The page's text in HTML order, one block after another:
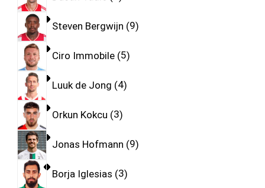
Steven Bergwijn 9
Ciro Immobile 5
Luuk de Jong 4
Orkun Kokcu 3
Jonas Hofmann 9
Borja Iglesias 3